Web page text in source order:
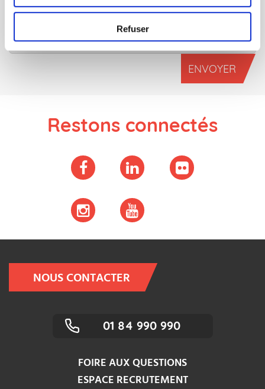
Refuser
ENVOYER
Restons connectés
NOUS CONTACTER
01 84 990 990
FOIRE AUX QUESTIONS
ESPACE RECRUTEMENT